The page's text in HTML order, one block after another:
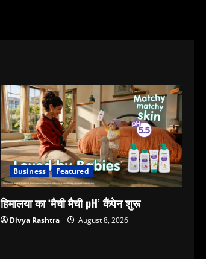
Business Featured
हिमालया का ‘मैची मैची pH’ कैंपेन शुरू
Divya Rashtra August 8, 2026